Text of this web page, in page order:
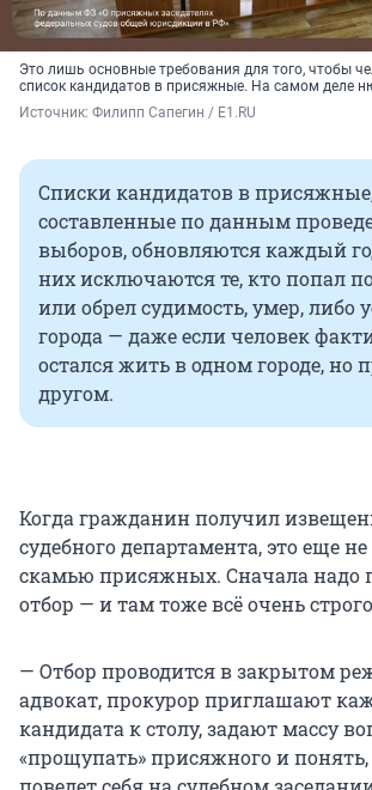
Это лишь основные требования для того, чтобы
список кандидатов в присяжные. На самом деле
Источник: Филипп Сапегин / E1.RU
Списки кандидатов в
составленные по данным
выборов, обновляются каждый
них исключаются те, кто попал
или обрел судимость, умер, либо
города — даже если человек
остался жить в одном городе, но
другом.
Когда гражданин получил
судебного департамента, это еще
скамью присяжных. Сначала надо
отбор — и там тоже всё очень
— Отбор проводится в закрытом
адвокат, прокурор приглашают
кандидата к столу, задают массу
«прощупать» присяжного и